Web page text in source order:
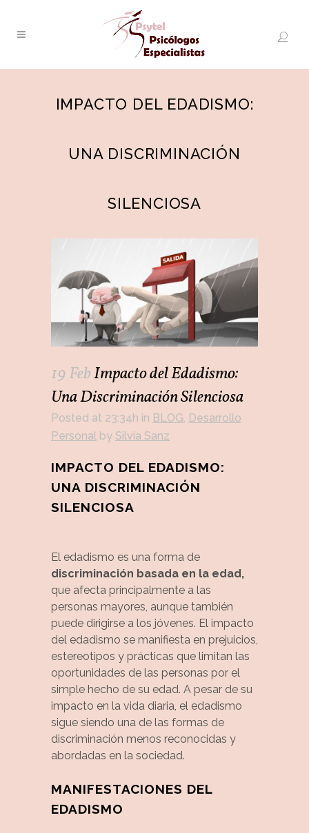
IMPACTO DEL EDADISMO:
UNA DISCRIMINACIÓN
SILENCIOSA
19 FebImpacto del Edadismo:
Una Discriminación Silenciosa
Posted at 23:34h in BLOG, Desarrollo
Personal by Silvia Sanz
IMPACTO DEL EDADISMO:
UNA DISCRIMINACIÓN
SILENCIOSA
El edadismo es una forma de
discriminación basada en la edad,
que afecta principalmente a las
personas mayores, aunque también
puede dirigirse a los jóvenes. El impacto
del edadismo se manifiesta en prejuicios,
estereotipos y prácticas que limitan las
oportunidades de las personas por el
simple hecho de su edad. A pesar de su
impacto en la vida diaria, el edadismo
sigue siendo una de las formas de
discriminación menos reconocidas y
abordadas en la sociedad.
MANIFESTACIONES DEL
EDADISMO